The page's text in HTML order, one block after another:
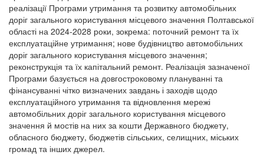
реалізації Програми утримання та розвитку автомобільних
доріг загального користування місцевого значення Полтавської
області на 2024-2028 роки, зокрема: поточний ремонт та їх
експлуатаційне утримання; нове будівництво автомобільних
доріг загального користування місцевого значення;
реконструкція та їх капітальний ремонт. Реалізація зазначеної
Програми базується на довгостроковому плануванні та
фінансуванні чітко визначених завдань і заходів щодо
експлуатаційного утримання та відновлення мережі
автомобільних доріг загального користування місцевого
значення й мостів на них за кошти Державного бюджету,
обласного бюджету, бюджетів сільських, селищних, міських
громад та інших джерел.